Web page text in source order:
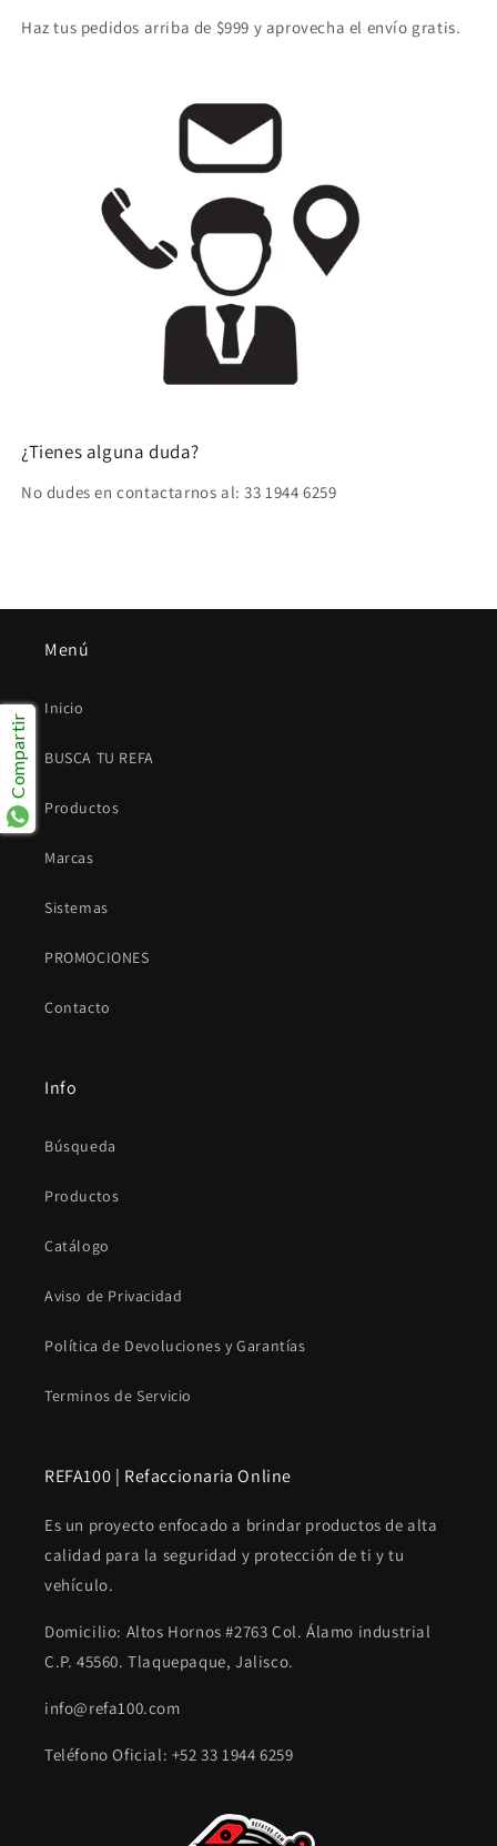
Haz tus pedidos arriba de $999 y aprovecha el envío gratis.
¿Tienes alguna duda?
No dudes en contactarnos al: 33 1944 6259
Menú
Inicio
BUSCA TU REFA
Productos
Marcas
Sistemas
PROMOCIONES
Contacto
Info
Búsqueda
Productos
Catálogo
Aviso de Privacidad
Política de Devoluciones y Garantías
Terminos de Servicio
REFA100 | Refaccionaria Online
Es un proyecto enfocado a brindar productos de alta
calidad para la seguridad y protección de ti y tu
vehículo.
Domicilio: Altos Hornos #2763 Col. Álamo industrial
C.P. 45560. Tlaquepaque, Jalisco.
info@refa100.com
Teléfono Oficial: +52 33 1944 6259
Compartir